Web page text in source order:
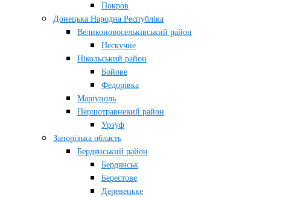
Покров
Донецька Народна Республіка
Великоновосельківський район
Нескучне
Нікольський район
Бойове
Федорівка
Маріуполь
Першотравневий район
Урзуф
Запорізька область
Бердянський район
Бердянськ
Берестове
Деревецьке